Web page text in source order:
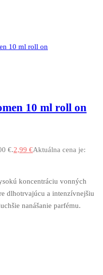
10 ml roll on
€.2,99 €Aktuálna cena je:
koncentráciu vonných
dlhotrvajúcu a intenzívnejšiu
nanášanie parfému.